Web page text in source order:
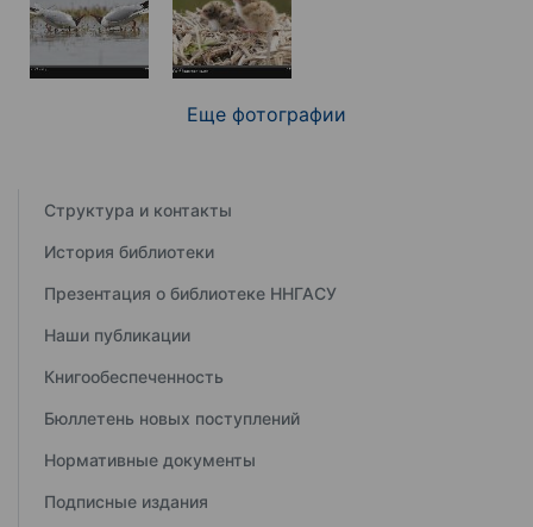
Еще фотографии
Структура и контакты
История библиотеки
Презентация о библиотеке ННГАСУ
Наши публикации
Книгообеспеченность
Бюллетень новых поступлений
Нормативные документы
Подписные издания